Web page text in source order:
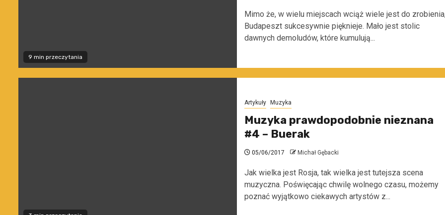
9 min przeczytania
Mimo że, w wielu miejscach wciąż wiele jest do
Budapeszt sukcesywnie pięknieje. Mało jest stolic
dawnych demoludów, które kumulują...
Artykuły Muzyka
Muzyka prawdopodobnie nieznana
#4 – Buerak
05/06/2017 Michał Gębacki
Jak wielka jest Rosja, tak wielka jest tutejsza scena
muzyczna. Poświęcając chwilę wolnego czasu, możemy
poznać wyjątkowo ciekawych artystów z...